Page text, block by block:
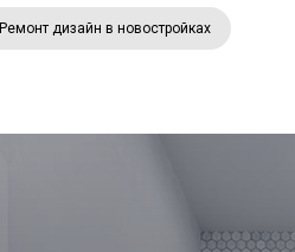
Ремонт дизайн в новостройках